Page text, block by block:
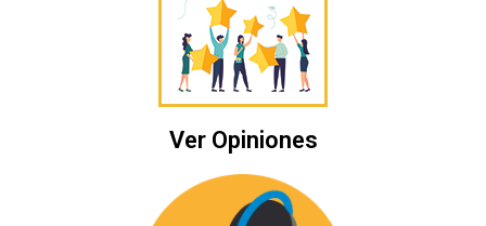
Ver Opiniones